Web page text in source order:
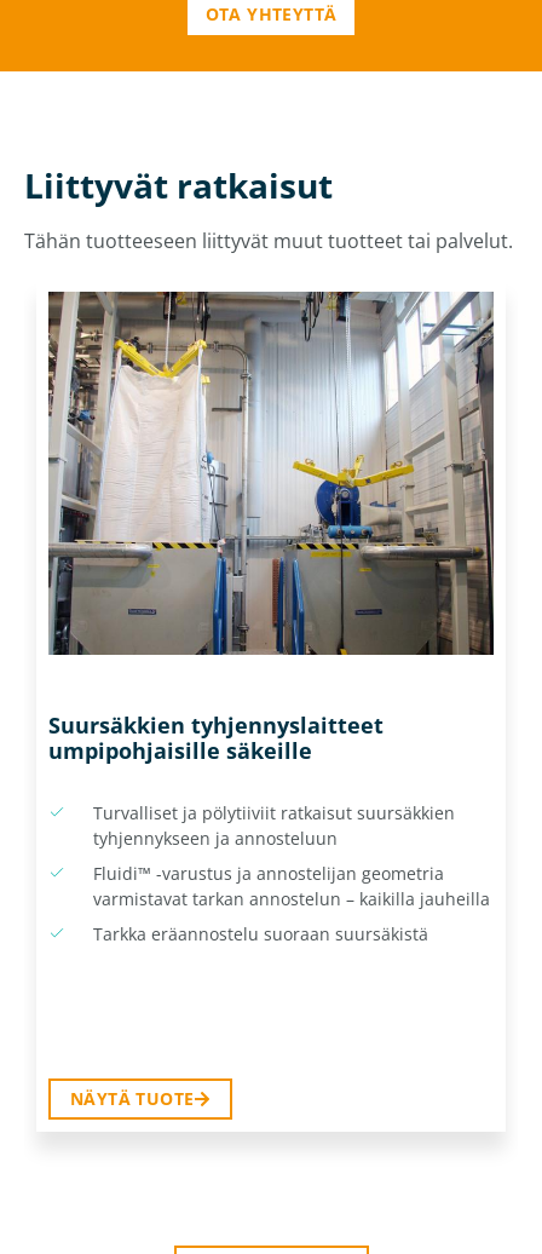
OTA YHTEYTTÄ
Liittyvät ratkaisut
Tähän tuotteeseen liittyvät muut tuotteet tai palvelut.
Suursäkkien tyhjennyslaitteet
umpipohjaisille säkeille
Turvalliset ja pölytiiviit ratkaisut suursäkkien
tyhjennykseen ja annosteluun
Fluidi™ -varustus ja annostelijan geometria
varmistavat tarkan annostelun – kaikilla jauheilla
Tarkka eräannostelu suoraan suursäkistä
NÄYTÄ TUOTE